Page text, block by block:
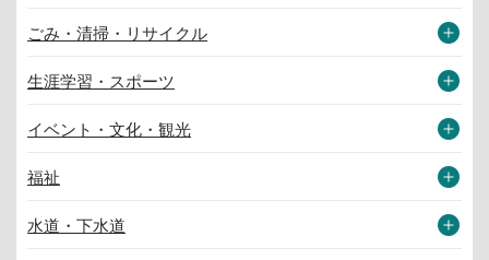
ごみ・清掃・リサイクル
生涯学習・スポーツ
イベント・文化・観光
福祉
水道・下水道